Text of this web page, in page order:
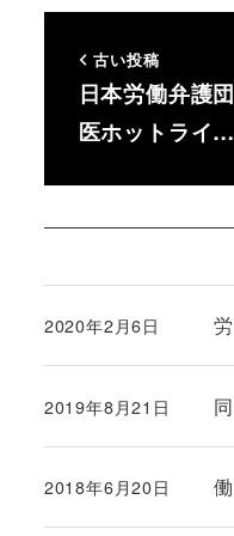
古い投稿
日本労働弁護
医ホットライ…
投稿日
2020年2月6日
投稿日
2019年8月21日
投稿日
2018年6月20日